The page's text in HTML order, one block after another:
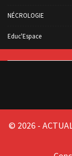
NÉCROLOGIE
Educ'Espace
© 2026 -